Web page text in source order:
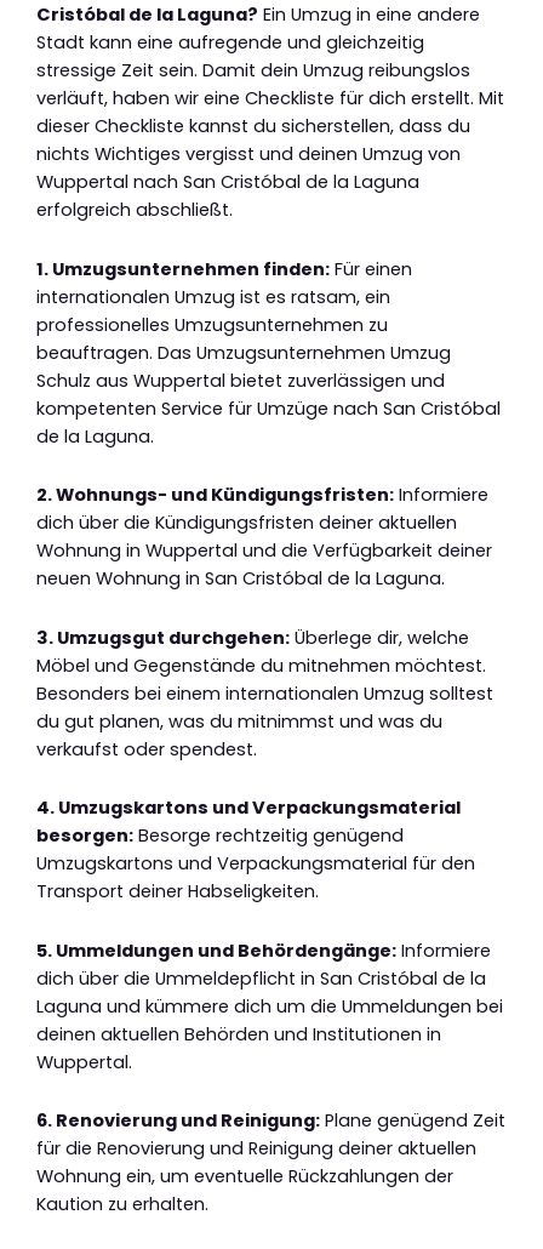
Cristóbal de la Laguna? Ein Umzug in eine andere
Stadt kann eine aufregende und gleichzeitig
stressige Zeit sein. Damit dein Umzug reibungslos
verläuft, haben wir eine Checkliste für dich erstellt. Mit
dieser Checkliste kannst du sicherstellen, dass du
nichts Wichtiges vergisst und deinen Umzug von
Wuppertal nach San Cristóbal de la Laguna
erfolgreich abschließt.
1. Umzugsunternehmen finden: Für einen
internationalen Umzug ist es ratsam, ein
professionelles Umzugsunternehmen zu
beauftragen. Das Umzugsunternehmen Umzug
Schulz aus Wuppertal bietet zuverlässigen und
kompetenten Service für Umzüge nach San Cristóbal
de la Laguna.
2. Wohnungs- und Kündigungsfristen: Informiere
dich über die Kündigungsfristen deiner aktuellen
Wohnung in Wuppertal und die Verfügbarkeit deiner
neuen Wohnung in San Cristóbal de la Laguna.
3. Umzugsgut durchgehen: Überlege dir, welche
Möbel und Gegenstände du mitnehmen möchtest.
Besonders bei einem internationalen Umzug solltest
du gut planen, was du mitnimmst und was du
verkaufst oder spendest.
4. Umzugskartons und Verpackungsmaterial
besorgen: Besorge rechtzeitig genügend
Umzugskartons und Verpackungsmaterial für den
Transport deiner Habseligkeiten.
5. Ummeldungen und Behördengänge: Informiere
dich über die Ummeldepflicht in San Cristóbal de la
Laguna und kümmere dich um die Ummeldungen bei
deinen aktuellen Behörden und Institutionen in
Wuppertal.
6. Renovierung und Reinigung: Plane genügend Zeit
für die Renovierung und Reinigung deiner aktuellen
Wohnung ein, um eventuelle Rückzahlungen der
Kaution zu erhalten.